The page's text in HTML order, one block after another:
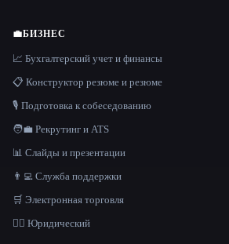
💼БИЗНЕС
📈 Бухгалтерский учет и финансы
📋 Конструктор резюме и резюме
🎙️ Подготовка к собеседованию
🧑‍💼 Рекрутинг и ATS
📊 Слайды и презентации
👨‍💻 Служба поддержки
🛒 Электронная торговля
👩‍⚖️ Юридический